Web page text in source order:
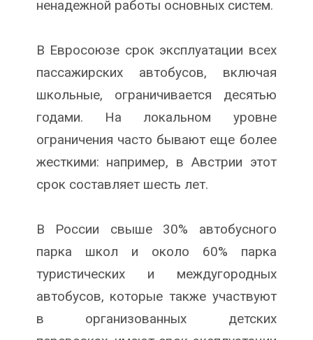
ненадежной работы основных систем.
В Евросоюзе срок эксплуатации всех
пассажирских автобусов, включая
школьные, ограничивается десятью
годами. На локальном уровне
ограничения часто бывают еще более
жесткими: например, в Австрии этот
срок составляет шесть лет.
В России свыше 30% автобусного
парка школ и около 60% парка
туристических и междугородных
автобусов, которые также участвуют
в организованных детских